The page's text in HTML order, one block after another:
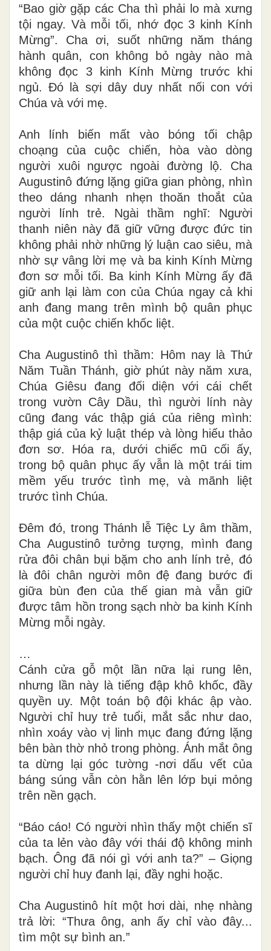
“Bao giờ gặp các Cha thì phải lo mà xưng
tội ngay. Và mỗi tối, nhớ đọc 3 kinh Kính
Mừng”. Cha ơi, suốt những năm tháng
hành quân, con không bỏ ngày nào mà
không đọc 3 kinh Kính Mừng trước khi
ngủ. Đó là sợi dây duy nhất nối con với
Chúa và với mẹ.
Anh lính biến mất vào bóng tối chập
choạng của cuộc chiến, hòa vào dòng
người xuôi ngược ngoài đường lộ. Cha
Augustinô đứng lặng giữa gian phòng, nhìn
theo dáng nhanh nhẹn thoăn thoắt của
người lính trẻ. Ngài thầm nghĩ: Người
thanh niên này đã giữ vững được đức tin
không phải nhờ những lý luận cao siêu, mà
nhờ sự vâng lời mẹ và ba kinh Kính Mừng
đơn sơ mỗi tối. Ba kinh Kính Mừng ấy đã
giữ anh lại làm con của Chúa ngay cả khi
anh đang mang trên mình bộ quân phục
của một cuộc chiến khốc liệt.
Cha Augustinô thì thầm: Hôm nay là Thứ
Năm Tuần Thánh, giờ phút này năm xưa,
Chúa Giêsu đang đối diện với cái chết
trong vườn Cây Dầu, thì người lính này
cũng đang vác thập giá của riêng mình:
thập giá của kỷ luật thép và lòng hiếu thảo
đơn sơ. Hóa ra, dưới chiếc mũ cối ấy,
trong bộ quân phục ấy vẫn là một trái tim
mềm yếu trước tình mẹ, và mãnh liệt
trước tình Chúa.
Đêm đó, trong Thánh lễ Tiệc Ly âm thầm,
Cha Augustinô tưởng tượng, mình đang
rửa đôi chân bụi bặm cho anh lính trẻ, đó
là đôi chân người môn đệ đang bước đi
giữa bùn đen của thế gian mà vẫn giữ
được tâm hồn trong sạch nhờ ba kinh Kính
Mừng mỗi ngày.
…
Cánh cửa gỗ một lần nữa lại rung lên,
nhưng lần này là tiếng đập khô khốc, đầy
quyền uy. Một toán bộ đội khác ập vào.
Người chỉ huy trẻ tuổi, mắt sắc như dao,
nhìn xoáy vào vị linh mục đang đứng lặng
bên bàn thờ nhỏ trong phòng. Ánh mắt ông
ta dừng lại góc tường -nơi dấu vết của
báng súng vẫn còn hằn lên lớp bụi mỏng
trên nền gạch.
“Báo cáo! Có người nhìn thấy một chiến sĩ
của ta lẻn vào đây với thái độ không minh
bạch. Ông đã nói gì với anh ta?” – Giọng
người chỉ huy đanh lại, đầy nghi hoặc.
Cha Augustinô hít một hơi dài, nhẹ nhàng
trả lời: “Thưa ông, anh ấy chỉ vào đây...
tìm một sự bình an.”